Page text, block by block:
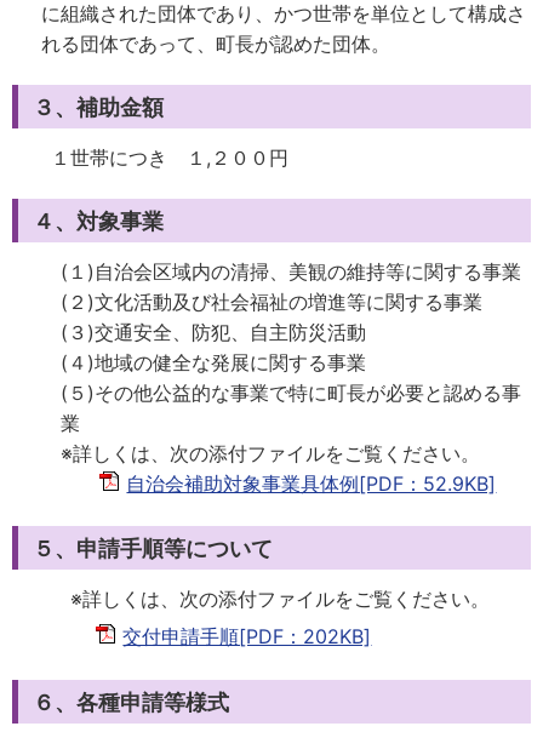
に組織された団体であり、かつ世帯を単位として構成さ
れる団体であって、町長が認めた団体。
３、補助金額
１世帯につき １,２００円
４、対象事業
(１)自治会区域内の清掃、美観の維持等に関する事業
(２)文化活動及び社会福祉の増進等に関する事業
(３)交通安全、防犯、自主防災活動
(４)地域の健全な発展に関する事業
(５)その他公益的な事業で特に町長が必要と認める事
業
※詳しくは、次の添付ファイルをご覧ください。
自治会補助対象事業具体例[PDF：52.9KB]
５、申請手順等について
※詳しくは、次の添付ファイルをご覧ください。
交付申請手順[PDF：202KB]
６、各種申請等様式